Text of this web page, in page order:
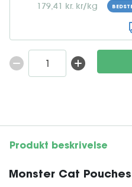
179,41 kr. kr/kg
Produkt beskrivelse
Monster Cat